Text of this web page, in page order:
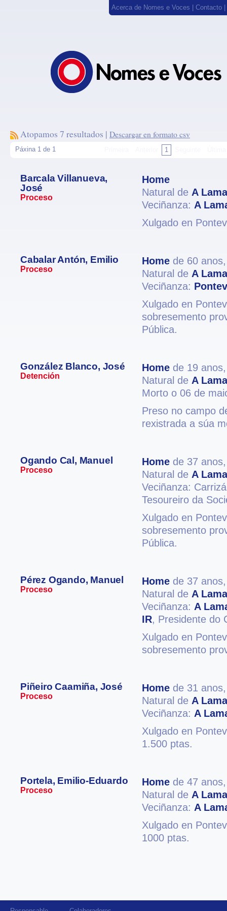
Acerca de Nomes e Voces Contacto
Atopamos 7 resultados | Descargar en formato csv
Páxina 1 de 1 1
Barcala Villanueva,
José
Proceso
Home
Natural de A Lama
Veciñanza: A
Xulgado en
Cabalar Antón, Emilio
Proceso
Home de 60
Natural de A Lama
Veciñanza:
Xulgado en
sobresemento
Pública.
González Blanco, José
Detención
Home de 19
Natural de A Lama
Morto o 06 de
Preso no campo
rexistrada a súa
Ogando Cal, Manuel
Proceso
Home de 37
Natural de A Lama
Veciñanza:
Tesoureiro da
Xulgado en
sobresemento
Pública.
Pérez Ogando, Manuel
Proceso
Home de 37
Natural de A Lama
Veciñanza: A
IR, Presidente do
Xulgado en
sobresemento
Piñeiro Caamiña, José
Proceso
Home de 31
Natural de A Lama
Veciñanza: A
Xulgado en
1.500 ptas.
Portela, Emilio-Eduardo
Proceso
Home de 47
Natural de A Lama
Veciñanza: A
Xulgado en
1000 ptas.